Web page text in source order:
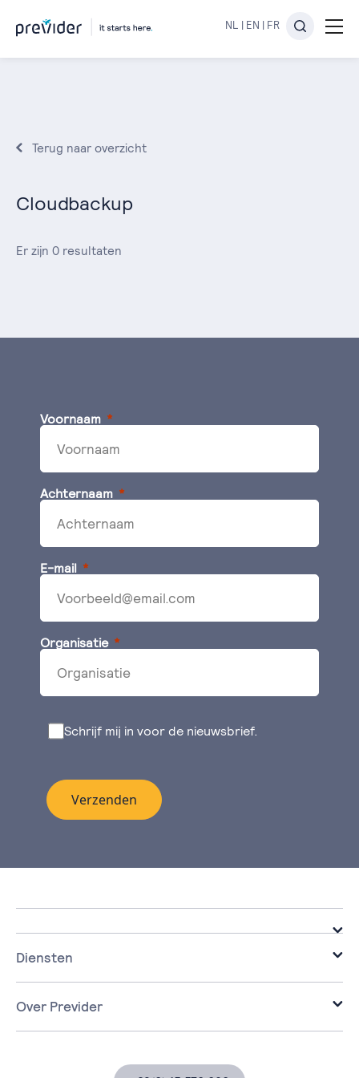
NL | EN | FR
Terug naar overzicht
Cloudbackup
Er zijn 0 resultaten
Voornaam
Achternaam
E-mail
Organisatie
Schrijf mij in voor de nieuwsbrief.
Verzenden
Diensten
Infrastructure
Cloud
Over Previder
Over Previder